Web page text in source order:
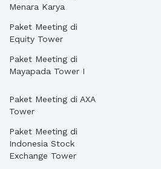
Menara Karya
Paket Meeting di
Equity Tower
Paket Meeting di
Mayapada Tower I
Paket Meeting di AXA
Tower
Paket Meeting di
Indonesia Stock
Exchange Tower